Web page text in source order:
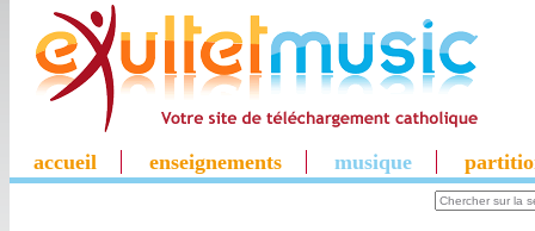
accueil enseignements musique